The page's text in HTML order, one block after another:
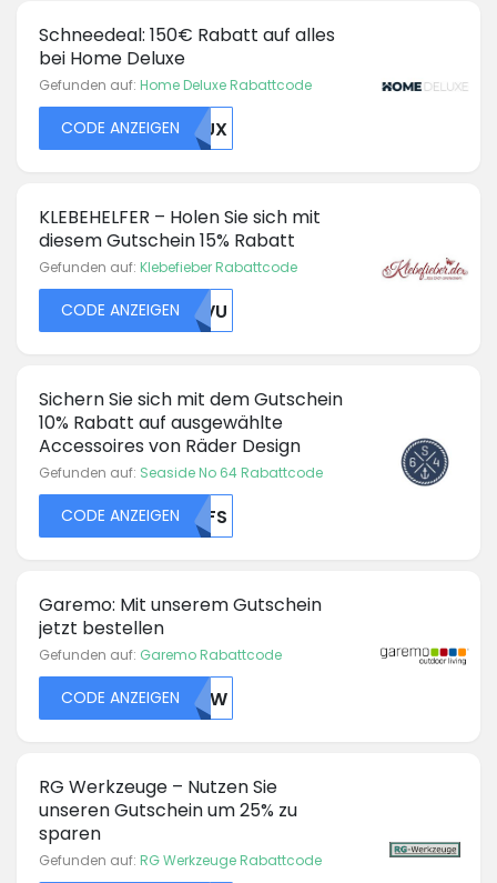
Schneedeal: 150€ Rabatt auf alles
bei Home Deluxe
Gefunden auf: Home Deluxe Rabattcode
CODE ANZEIGENMDUX
KLEBEHELFER – Holen Sie sich mit
diesem Gutschein 15% Rabatt
Gefunden auf: Klebefieber Rabattcode
CODE ANZEIGEN UKVU
Sichern Sie sich mit dem Gutschein
10% Rabatt auf ausgewählte
Accessoires von Räder Design
Gefunden auf: Seaside No 64 Rabattcode
CODE ANZEIGENMDFS
Garemo: Mit unserem Gutschein
jetzt bestellen
Gefunden auf: Garemo Rabattcode
CODE ANZEIGENR0OW
RG Werkzeuge – Nutzen Sie
unseren Gutschein um 25% zu
sparen
Gefunden auf: RG Werkzeuge Rabattcode